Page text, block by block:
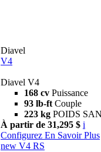
Diavel
V4
Diavel V4
168 cv Puissance
93 lb-ft Couple
223 kg POIDS
À partir de 31,295 $ i
Configurez En Savoir Plus
new V4 RS